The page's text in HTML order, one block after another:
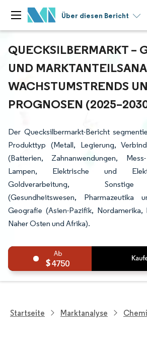
Über diesen Bericht
QUECKSILBERMARKT –
ND
ACHSTUMSTRENDS
ROGNOSEN
Der Quecksilbermarkt-Bericht
Produkttyp (Metall, Legierung,
(Batterien, Zahnanwendungen,
Lampen, Elektrische und
Goldverarbeitung, Sonstige
(Gesundheitswesen, Pharmazeutika
Geografie (Asien-Pazifik, Nordamerika,
Naher Osten und Afrika).
4750
Startseite Marktanalyse